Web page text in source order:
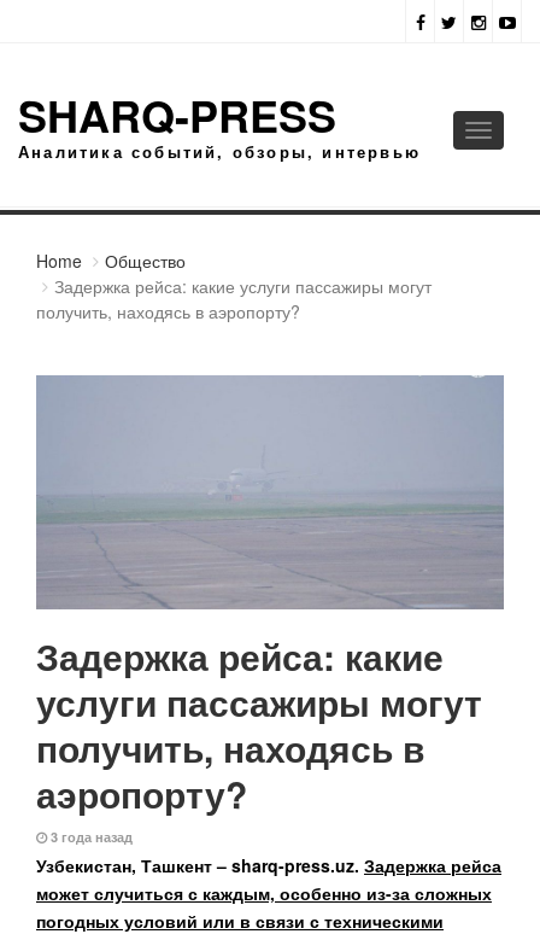
SHARQ-PRESS
Аналитика событий, обзоры, интервью
Toggle
Home
Общество
Задержка рейса: какие услуги пассажиры могут
получить, находясь в аэропорту?
Задержка рейса: какие
услуги пассажиры могут
получить, находясь в
аэропорту?
3 года назад
Узбекистан, Ташкент – sharq-press.uz. Задержка рейса
может случиться с каждым, особенно из-за сложных
погодных условий или в связи с техническими